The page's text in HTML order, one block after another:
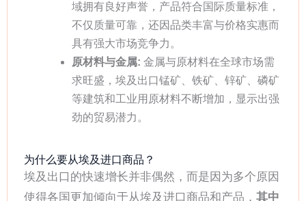
域拥有良好声誉，产品符合国际质量标准，
不仅质量可靠，还因品类丰富与价格实惠而
具有强大市场竞争力。
原材料与金属: 金属与原材料在全球市场需
求旺盛，埃及出口锰矿、铁矿、锌矿、磷矿
等建筑和工业用原材料不断增加，显示出强
劲的贸易潜力。
为什么要从埃及进口商品？
埃及出口的快速增长并非偶然，而是因为多个原因
使得各国更加倾向于从埃及进口商品和产品， 其中